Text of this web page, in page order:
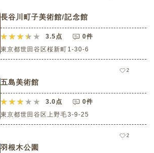
長谷川町子美術館/記念館
3.5点
0件
東京都世田谷区桜新町1-30-6
2
五島美術館
3.0点
0件
東京都世田谷区上野毛3-9-25
2
羽根木公園